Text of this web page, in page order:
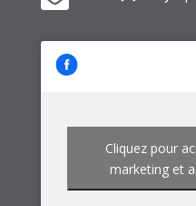
Cliquez pour
marketing et